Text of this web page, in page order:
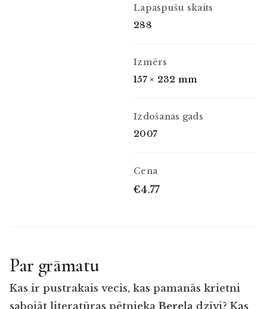
Lapaspušu skaits
288
Izmērs
157 × 232 mm
Izdošanas gads
2007
Cena
€4.77
Par grāmatu
Kas ir pustrakais vecis, kas pamanās krietni
sabojāt literatūras pētnieka Bereļa dzīvi? Kas